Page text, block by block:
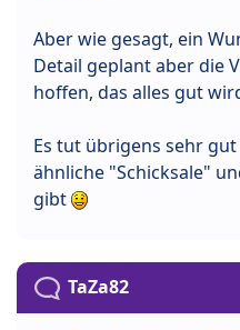
Aber wie gesagt, ein
Detail geplant aber die
hoffen, das alles gut
Es tut übrigens sehr gut
ähnliche "Schicksale"
gibt
TaZa82